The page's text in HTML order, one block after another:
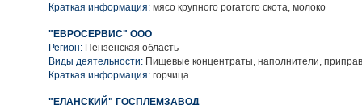
Краткая информация: мясо крупного рогатого скота, молоко
"ЕВРОСЕРВИС" ООО
Регион: Пензенская область
Виды деятельности: Пищевые концентраты, наполнители,
Краткая информация: горчица
"ЕЛАНСКИЙ" ГОСПЛЕМЗАВОД